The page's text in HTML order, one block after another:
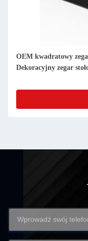
Domek